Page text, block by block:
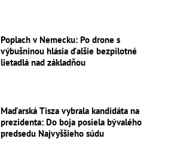
Poplach v Nemecku: Po drone s
výbušninou hlásia ďalšie bezpilotné
lietadlá nad základňou
Maďarská Tisza vybrala kandidáta na
prezidenta: Do boja posiela bývalého
predsedu Najvyššieho súdu